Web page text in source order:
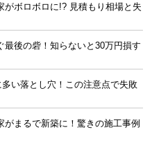
がボロボロに!? 見積もり相場と失
最後の砦！知らないと30万円損す
多い落とし穴！この注意点で失敗
がまるで新築に！驚きの施工事例